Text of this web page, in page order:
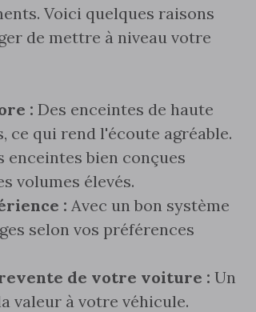
Voici quelques raisons
de mettre à niveau votre
: Des enceintes de haute
ce qui rend l'écoute agréable.
enceintes bien conçues
volumes élevés.
: Avec un bon système
selon vos préférences
de votre voiture : Un
valeur à votre véhicule.